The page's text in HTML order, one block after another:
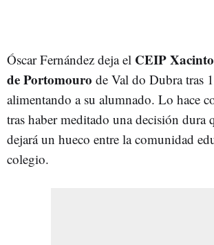
Óscar Fernández deja el CEIP
de Portomouro de Val do Dubra tras
alimentando a su alumnado. Lo hace
tras haber meditado una decisión dura
dejará un hueco entre la comunidad
colegio.